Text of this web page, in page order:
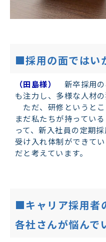
■採用の面ではい
（田島様）
新卒採用の
も注力し、多様な人材
ただ、研修というと
まだ私たちが持ってい
って、新入社員の定期
受け入れ体制ができて
だと考えています。
■キャリア採用者
各社さんが悩んで